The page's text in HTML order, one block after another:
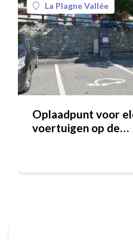
La Plagne Vallée
Oplaadpunt voor
voertuigen op de